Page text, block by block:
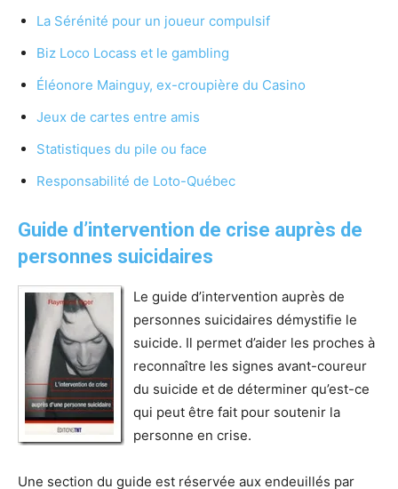
La Sérénité pour un joueur compulsif
Biz Loco Locass et le gambling
Éléonore Mainguy, ex-croupière du Casino
Jeux de cartes entre amis
Statistiques du pile ou face
Responsabilité de Loto-Québec
Guide d’intervention de crise auprès de
personnes suicidaires
Le guide d’intervention auprès de
personnes suicidaires démystifie le
suicide. Il permet d’aider les proches à
reconnaître les signes avant-coureur
du suicide et de déterminer qu’est-ce
qui peut être fait pour soutenir la
personne en crise.
Une section du guide est réservée aux endeuillés par